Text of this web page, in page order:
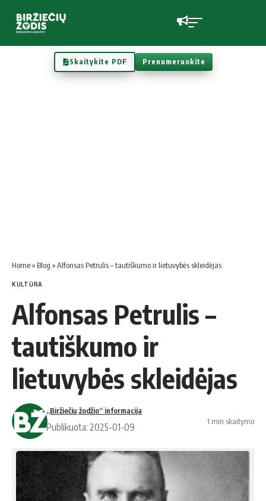
Skaitykite PDF Prenumeruokite
Home» Blog »Alfonsas Petrulis – tautiškumo ir lietuvybės skleidėjas
KULTŪRA
Alfonsas Petrulis –
tautiškumo ir
lietuvybės skleidėjas
„Biržiečių žodžio“ informacija
Publikuota: 2025-01-09
1 min skaitymo